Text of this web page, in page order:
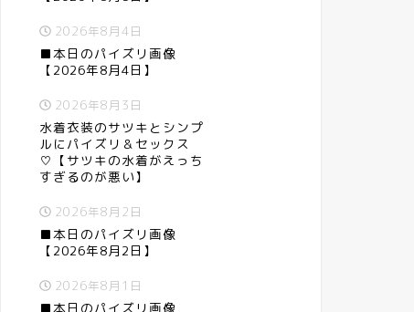
2026年8月4日
■本日のパイズリ画像
【2026年8月4日】
2026年8月3日
水着衣装のサツキとシンプ
ルにパイズリ＆セックス
♡【サツキの水着がえっち
すぎるのが悪い】
2026年8月2日
■本日のパイズリ画像
【2026年8月2日】
2026年8月1日
■本日のパイズリ画像